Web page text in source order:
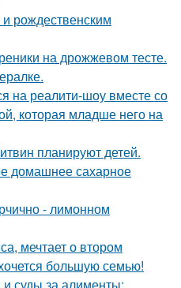
рождественским
на дрожжевом тесте.
на реалити-шоу вместе со
которая младше него на
планируют детей.
домашнее сахарное
- лимонном
мечтает о втором
большую семью!
суды за алименты: